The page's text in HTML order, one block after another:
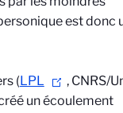
est donc
(LPL
, CNRS/
un écoulement